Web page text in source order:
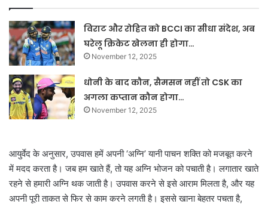
विराट और रोहित को BCCI का सीधा संदेश, अब
घरेलू क्रिकेट खेलना ही होगा…
November 12, 2025
धोनी के बाद कौन, सैमसन नहीं तो CSK का
अगला कप्तान कौन होगा…
November 12, 2025
आयुर्वेद के अनुसार, उपवास हमें अपनी ‘अग्नि’ यानी पाचन शक्ति को मजबूत करने
में मदद करता है। जब हम खाते हैं, तो यह अग्नि भोजन को पचाती है। लगातार खाते
रहने से हमारी अग्नि थक जाती है। उपवास करने से इसे आराम मिलता है, और यह
अपनी पूरी ताकत से फिर से काम करने लगती है। इससे खाना बेहतर पचता है,